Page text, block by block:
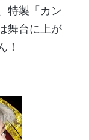
特製「カン
舞台に上が
！